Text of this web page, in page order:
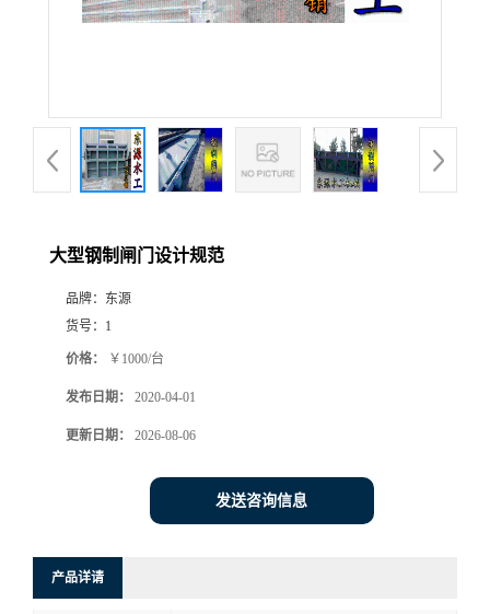
大型钢制闸门设计规范
品牌： 东源
货号： 1
价格： ￥1000/台
发布日期： 2020-04-01
更新日期： 2026-08-06
发送咨询信息
产品详请